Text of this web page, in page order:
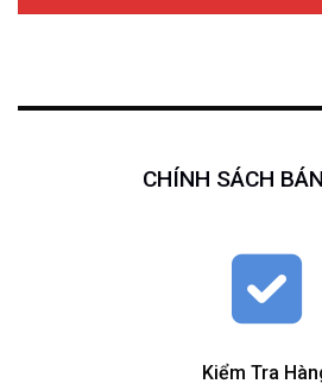
CHÍNH SÁCH
Kiểm Tra